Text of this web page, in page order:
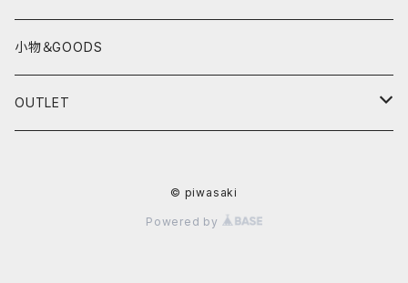
グローブ
KAWASAKI
外装パーツ
SUZUKI
KAWASAKI
充電器
小物＆GOODS
OUTLET
© piwasaki
Powered by